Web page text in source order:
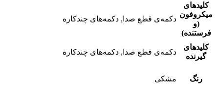
کلیدهای
میکروفون
(و
فرستنده)
دکمه‌ی قطع صدا, دکمه‌های چندکاره
کلیدهای
گیرنده
دکمه‌ی قطع صدا, دکمه‌های چندکاره
رنگ مشکی